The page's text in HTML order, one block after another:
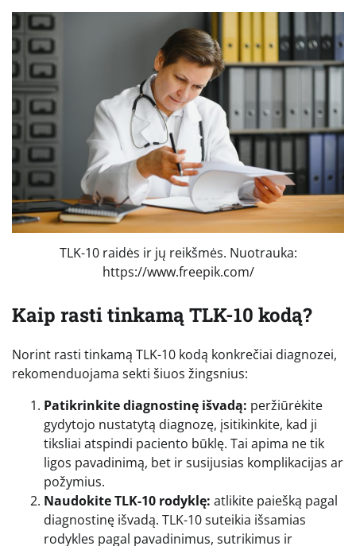
TLK-10 raidės ir jų reikšmės. Nuotrauka:
https://www.freepik.com/
Kaip rasti tinkamą TLK-10 kodą?
Norint rasti tinkamą TLK-10 kodą konkrečiai diagnozei,
rekomenduojama sekti šiuos žingsnius:
Patikrinkite diagnostinę išvadą: peržiūrėkite
gydytojo nustatytą diagnozę, įsitikinkite, kad ji
tiksliai atspindi paciento būklę. Tai apima ne tik
ligos pavadinimą, bet ir susijusias komplikacijas ar
požymius.
Naudokite TLK-10 rodyklę: atlikite paiešką pagal
diagnostinę išvadą. TLK-10 suteikia išsamias
rodykles pagal pavadinimus, sutrikimus ir